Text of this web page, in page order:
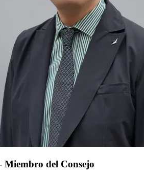
Miembro del Consejo